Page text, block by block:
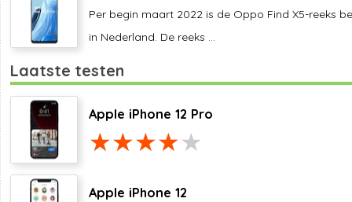
Per begin maart 2022 is de Oppo Find X5-reeks
in Nederland. De reeks ...
Laatste testen
Apple iPhone 12 Pro
Apple iPhone 12